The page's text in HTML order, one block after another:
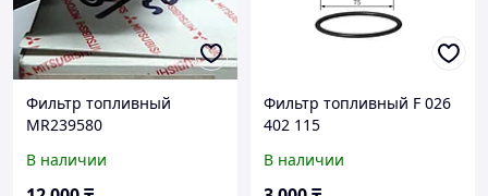
Фильтр топливный
MR239580
В наличии
Фильтр топливный F 026
402 115
В наличии